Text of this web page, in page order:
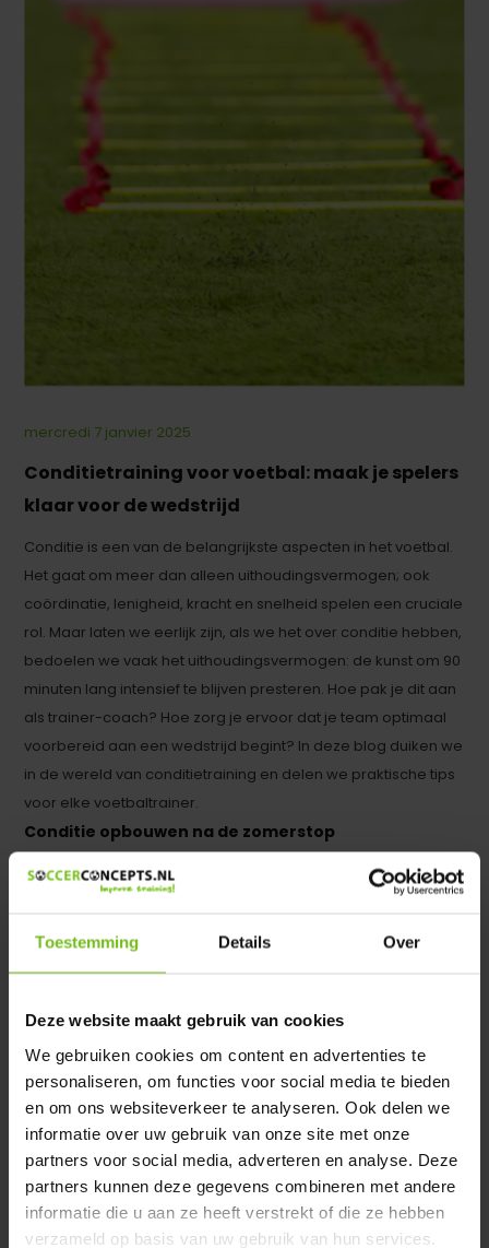
Toestemming Details Over
Deze website maakt gebruik van cookies
We gebruiken cookies om content en advertenties te
personaliseren, om functies voor social media te bieden
en om ons websiteverkeer te analyseren. Ook delen we
informatie over uw gebruik van onze site met onze
partners voor social media, adverteren en analyse. Deze
partners kunnen deze gegevens combineren met andere
informatie die u aan ze heeft verstrekt of die ze hebben
verzameld op basis van uw gebruik van hun services.
mercredi 7 janvier 2025
Conditietraining voor voetbal: maak je spelers
klaar voor de wedstrijd
Conditie is een van de belangrijkste aspecten in het voetbal.
Het gaat om meer dan alleen uithoudingsvermogen; ook
coördinatie, lenigheid, kracht en snelheid spelen een cruciale
rol. Maar laten we eerlijk zijn, als we het over conditie hebben,
bedoelen we vaak het uithoudingsvermogen: de kunst om 90
minuten lang intensief te blijven presteren. Hoe pak je dit aan
als trainer-coach? Hoe zorg je ervoor dat je team optimaal
voorbereid aan een wedstrijd begint? In deze blog duiken we
in de wereld van conditietraining en delen we praktische tips
voor elke voetbaltrainer.
Conditie opbouwen na de zomerstop
De zomerstop is een moment van rust voor spelers, maar
zodra de voorbereiding begint, merk je vaak dat niet
hebben zich tijdens hun vakantie fit gehouden met een potje
van het zwembad genoten. Hoe krijg je iedereen weer op
Start met het in kaart brengen van de conditie van je spelers.
Analyseer hun fitheid, bekijk hun blessurehistorie en bepaal
de trainingsbelasting die ze aankunnen. Dit maatwerk is
essentieel, vooral nu de fysieke eisen in het voetbal steeds
hoger worden. Met een individueel loopprogramma beperk
je het verval in conditie tijdens de zomer. Denk bijvoorbeeld
aan de bekende tempoloop van zestienmeterlijn tot